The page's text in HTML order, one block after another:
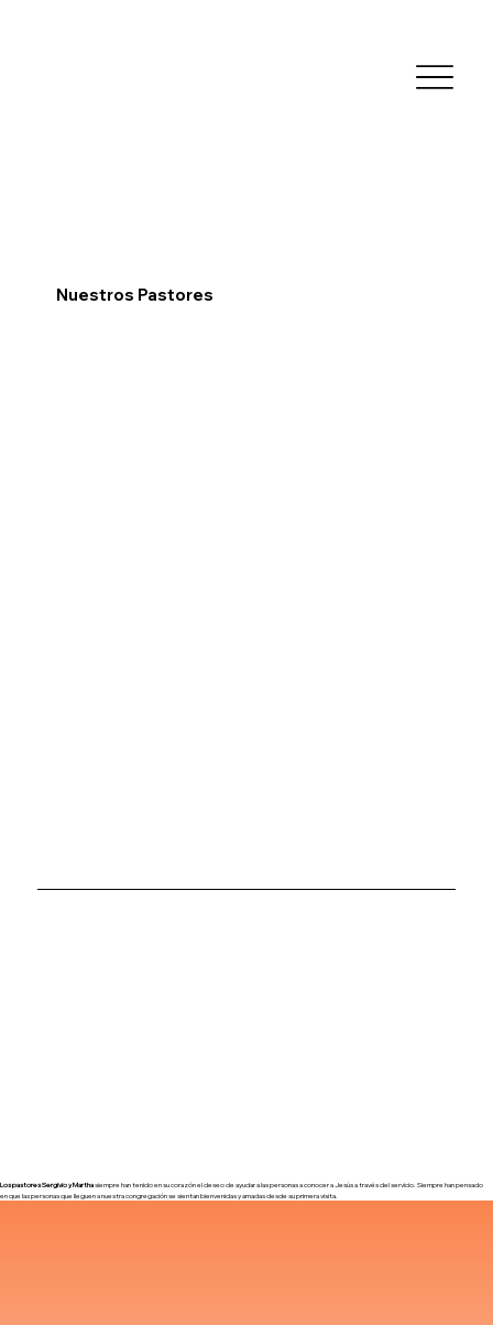
Nuestros Pastores
Los pastores Sergivio y Marthasiempre han tenido en su corazón el deseo de ayudar a las personas a conocer a Jesús a través del servicio. Siempre han pensado
en que las personas que lleguen a nuestra congregación se sientan bienvenidas y amadas desde su primera visita.